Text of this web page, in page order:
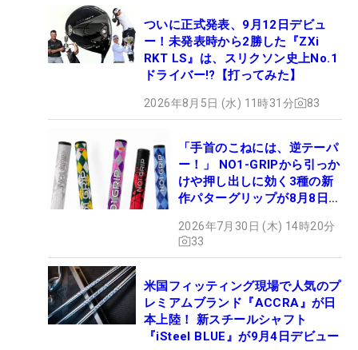
ついに正式発表、9月12日デビュ
ー！未発表時から2勝した『ZXi
RKT LS』は、スリクソン史上No.1
ドライバー!?【打ってみた】
2026年8月5日 (水) 11時31分 83
「手首のこねには、逆テーパ
ー！」 NO1-GRIPから引っか
けや押し出しに効く3種の新
作パターグリップが8月8日デ
2026年7月30日 (木) 14時20分
33
米国フィッティング現場で人気のプ
レミアムブランド『ACCRA』が日
本上陸！ 新スチールシャフト
『iSteel BLUE』が9月4日デビュー